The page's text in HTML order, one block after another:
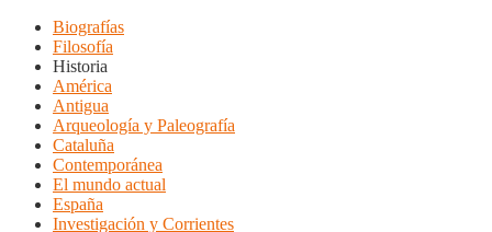
Biografías
Filosofía
Historia
América
Antigua
Arqueología y Paleografía
Cataluña
Contemporánea
El mundo actual
España
Investigación y Corrientes